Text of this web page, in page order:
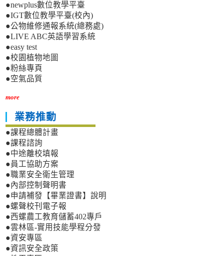
●newplus數位教學平臺
●IGT數位教學平臺(校內)
●公物維修通報系統(總務處)
●LIVE ABC英語學習系統
●easy test
●校園植物地圖
●粉絲專頁
●空氣品質
more
業務推動
●課程總體計畫
●課程諮詢
●中途離校填報
●員工協助方案
●職業安全衛生管理
●內部控制聲明書
●申請補發【畢業證書】說明
●螺聲校刊電子報
●西螺農工教育儲蓄402專戶
●雲林區-實用技能學程分發
●資安專區
●資訊安全政策